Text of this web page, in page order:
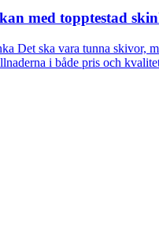
med topptestad
Det ska vara tunna skivor,
i både pris och